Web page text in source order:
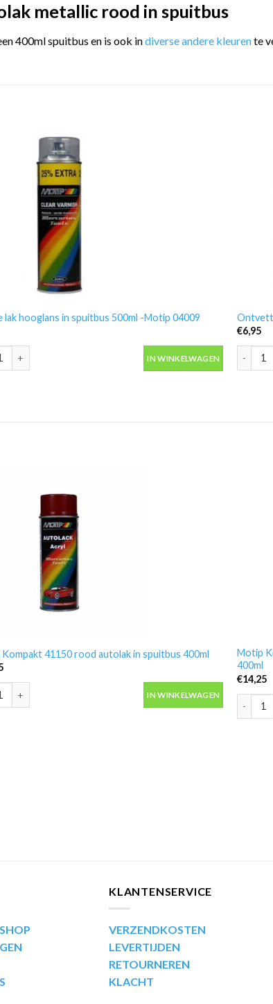
metallic rood in spuitbus
400ml spuitbus en is ook indiverse andere kleurente
lak hooglans in spuitbus 500ml -Motip 04009
lak hooglans in spuitbus 500ml -Motip 04009 aantal
IN WINKELWAGEN
€6,95
41150 rood autolak in spuitbus 400ml
Kompakt 41150 rood autolak in spuitbus 400ml aantal
IN WINKELWAGEN
Motip
400ml
€14,25
Motip
KLANTENSERVICE
VERZENDKOSTEN
LEVERTIJDEN
RETOURNEREN
KLACHT